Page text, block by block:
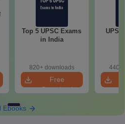
Top 5 UPSC Exams
in India
820+ downloads
Free
Download
440+
Ebooks